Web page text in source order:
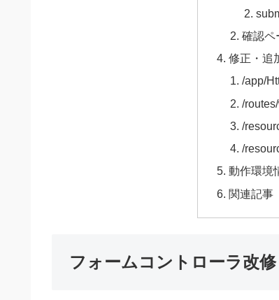
確認ペ
修正・追
/app/
/
/
/
動作環境
関連記事
フォームコントローラ改修